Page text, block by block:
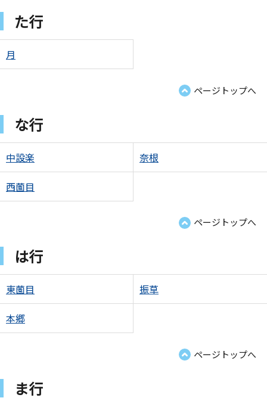
た行
月
ページトップへ
な行
中設楽 奈根
西薗目
ページトップへ
は行
東薗目 振草
本郷
ページトップへ
ま行